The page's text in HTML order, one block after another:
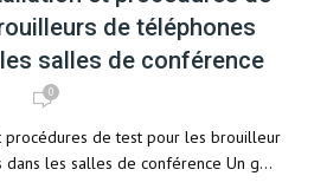
de téléphones
salles de conférence
0
procédures de test pour les brouilleur
les salles de conférence Un g...